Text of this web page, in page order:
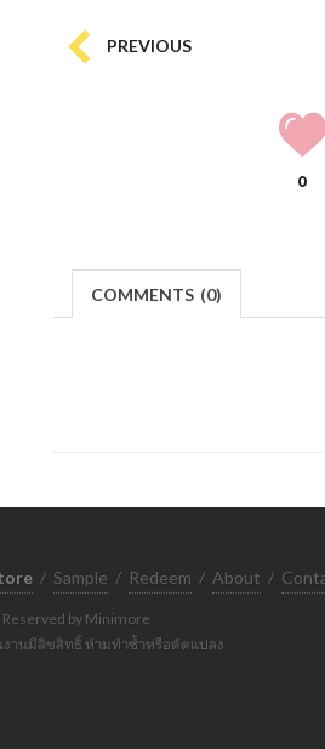
PREVIOUS
0
COMMENTS (0)
/ Sample / Redeem / About /
by Minimore
งานมีลิขสิทธิ์ ห้ามทำซ้ำหรือดัดแปลง